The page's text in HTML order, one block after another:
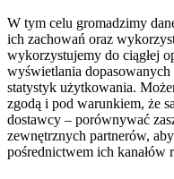
W tym celu gromadzimy
ich zachowań oraz
wykorzystujemy do ciągłej
wyświetlania
statystyk użytkowania.
zgodą i pod warunkiem, że
dostawcy – porównywać
zewnętrznych partnerów,
pośrednictwem ich kanałów